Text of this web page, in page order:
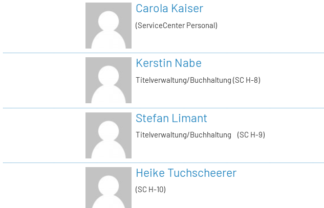
Carola Kaiser
(ServiceCenter Personal)
Kerstin Nabe
Titelverwaltung/Buchhaltung (SC H-8)
Stefan Limant
Titelverwaltung/Buchhaltung (SC H-9)
Heike Tuchscheerer
(SC H-10)